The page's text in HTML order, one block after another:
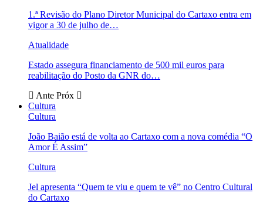
1.ª Revisão do Plano Diretor Municipal do Cartaxo entra em
vigor a 30 de julho de…
Atualidade
Estado assegura financiamento de 500 mil euros para
reabilitação do Posto da GNR do…
Ante Próx
Cultura
Cultura
João Baião está de volta ao Cartaxo com a nova comédia “O
Amor É Assim”
Cultura
Jel apresenta “Quem te viu e quem te vê” no Centro Cultural
do Cartaxo